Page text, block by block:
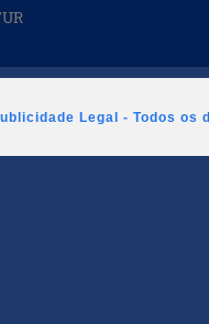
Legal - Todos os